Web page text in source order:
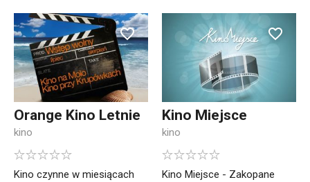
Orange Kino Letnie
kino
Kino czynne w miesiącach
Kino Miejsce
kino
Kino Miejsce - Zakopane